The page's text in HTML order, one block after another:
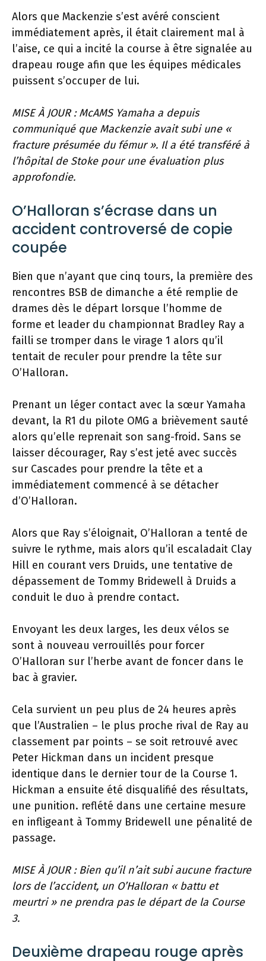
Alors que Mackenzie s’est avéré conscient
immédiatement après, il était clairement mal à
l’aise, ce qui a incité la course à être signalée au
drapeau rouge afin que les équipes médicales
puissent s’occuper de lui.
MISE À JOUR : McAMS Yamaha a depuis
communiqué que Mackenzie avait subi une «
fracture présumée du fémur ». Il a été transféré à
l’hôpital de Stoke pour une évaluation plus
approfondie.
O’Halloran s’écrase dans un
accident controversé de copie
coupée
Bien que n’ayant que cinq tours, la première des
rencontres BSB de dimanche a été remplie de
drames dès le départ lorsque l’homme de
forme et leader du championnat Bradley Ray a
failli se tromper dans le virage 1 alors qu’il
tentait de reculer pour prendre la tête sur
O’Halloran.
Prenant un léger contact avec la sœur Yamaha
devant, la R1 du pilote OMG a brièvement sauté
alors qu’elle reprenait son sang-froid. Sans se
laisser décourager, Ray s’est jeté avec succès
sur Cascades pour prendre la tête et a
immédiatement commencé à se détacher
d’O’Halloran.
Alors que Ray s’éloignait, O’Halloran a tenté de
suivre le rythme, mais alors qu’il escaladait Clay
Hill en courant vers Druids, une tentative de
dépassement de Tommy Bridewell à Druids a
conduit le duo à prendre contact.
Envoyant les deux larges, les deux vélos se
sont à nouveau verrouillés pour forcer
O’Halloran sur l’herbe avant de foncer dans le
bac à gravier.
Cela survient un peu plus de 24 heures après
que l’Australien – le plus proche rival de Ray au
classement par points – se soit retrouvé avec
Peter Hickman dans un incident presque
identique dans le dernier tour de la Course 1.
Hickman a ensuite été disqualifié des résultats,
une punition. reflété dans une certaine mesure
en infligeant à Tommy Bridewell une pénalité de
passage.
MISE À JOUR : Bien qu’il n’ait subi aucune fracture
lors de l’accident, un O’Halloran « battu et
meurtri » ne prendra pas le départ de la Course
3.
Deuxième drapeau rouge après